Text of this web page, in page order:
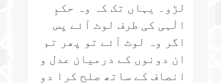
لڑو۔ یہاں تک کہ وہ حکمِ
الٰہی کی طرف لوٹ آئے پس
اگر وہ لوٹ آئے تو پھر تم
ان دونوں کے درمیان عدل و
انصاف کے ساتھ صلح کرا دو